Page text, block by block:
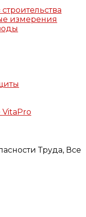
измерения
Труда, Все